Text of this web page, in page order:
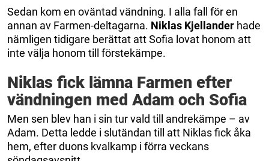
Sedan kom en oväntad vändning. I alla fall för en
annan av Farmen-deltagarna. Niklas Kjellander hade
nämligen tidigare berättat att Sofia lovat honom att
inte välja honom till förstekämpe.
Niklas fick lämna Farmen efter
vändningen med Adam och Sofia
Men sen blev han i sin tur vald till andrekämpe – av
Adam. Detta ledde i slutändan till att Niklas fick åka
hem, efter duons kvalkamp i förra veckans